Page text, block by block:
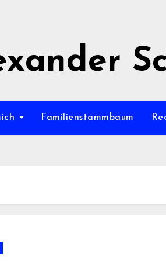
Familienstammbaum